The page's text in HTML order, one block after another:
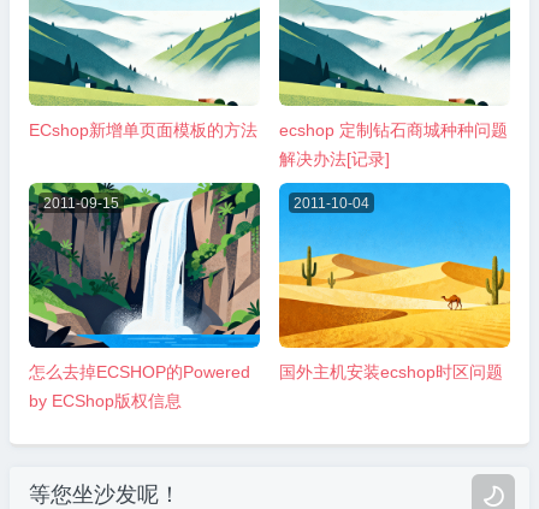

ECshop新增单页面模板的方法
ecshop 定制钻石商城种种问题
解决办法[记录]
2011-09-15
怎么去掉ECSHOP的Powered
by ECShop版权信息
2011-10-04
国外主机安装ecshop时区问题
等您坐沙发呢！